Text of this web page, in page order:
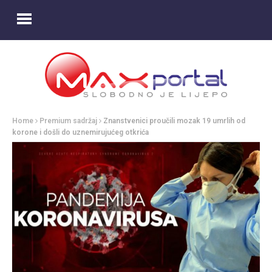
Home Premium sadržaj
Znanstvenici proučili mozak 19 umrlih od
korone i došli do uznemirujućeg otkrića